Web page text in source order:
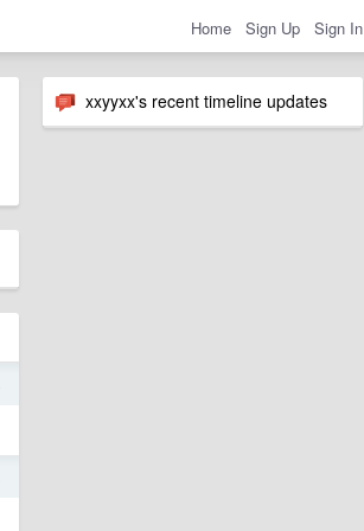
Home Sign Up Sign In
xxyyxx's recent timeline updates